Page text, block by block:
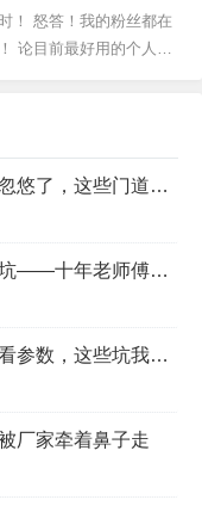
们把手机卡...
！ 怒答！我的粉丝都在
论目前最好用的个人云
感应加热：别再被老电工忽悠了，这些门道你得懂
气氛炉选型与操作的那些坑——十年老师傅的血泪分享
真空炉选购血泪史：别只看参数，这些坑我帮你踩过了
厂家牵着鼻子走